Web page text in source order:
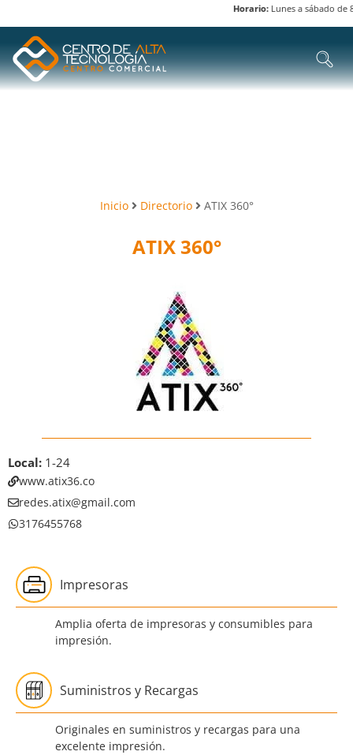
Horario:Lunes a sábado de 8
Inicio Directorio ATIX 360°
ATIX 360°
Local: 1-24
www.atix36.co
redes.atix@gmail.com
3176455768
Impresoras
Amplia oferta de impresoras y consumibles para
impresión.
Suministros y Recargas
Originales en suministros y recargas para una
excelente impresión.